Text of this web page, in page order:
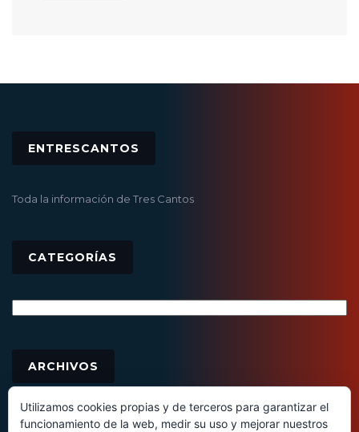
ENTRESCANTOS
Toda la información de Tres Cantos
CATEGORÍAS
ARCHIVOS
Utilizamos cookies propias y de terceros para garantizar el
funcionamiento de la web, medir su uso y mejorar nuestros